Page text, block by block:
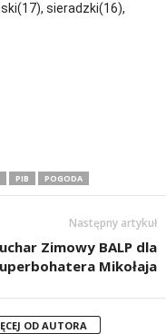
sieradzki(16),
PIB POGODA
Następny artykuł
Zimowy BALP dla
Mikołaja
OD AUTORA